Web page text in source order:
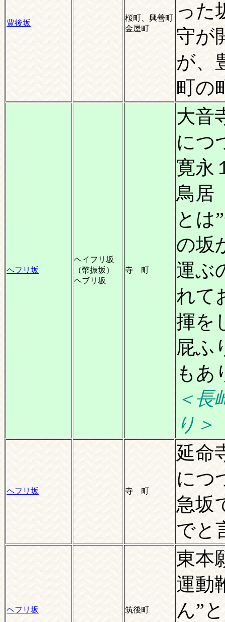
豊後坂
桜町、興善町
金屋町
った
守が
が、
町の
ヘフリ坂
ヘイフリ坂
（幣振坂）
ヘブリ坂
寺 町
大音
につ
寛永
鳥居
とは
の坂
運ぶ
れて
揮を
屁ふ
もあ
＜長
り＞
ヘフリ坂 寺 町
延命
につ
急坂
でと
ヘフリ坂 筑後町
東本
運動
ん”